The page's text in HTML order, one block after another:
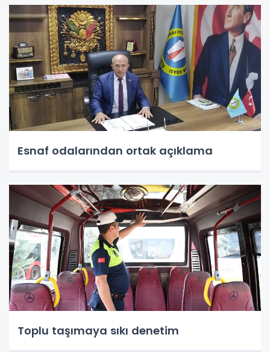
Esnaf odalarından ortak açıklama
Toplu taşımaya sıkı denetim